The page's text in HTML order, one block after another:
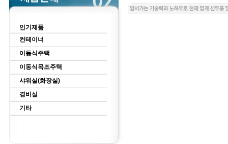
인기제품
컨테이너
이동식주택
이동식목조주택
샤워실(화장실)
경비실
기타